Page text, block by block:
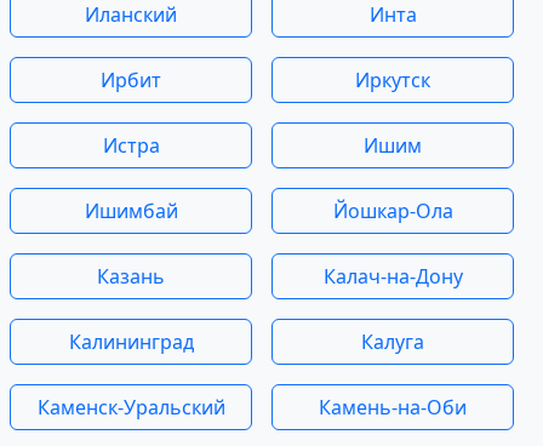
Иланский Инта
Ирбит Иркутск
Истра Ишим
Ишимбай Йошкар-Ола
Казань Калач-на-Дону
Калининград Калуга
Каменск-Уральский Камень-на-Оби